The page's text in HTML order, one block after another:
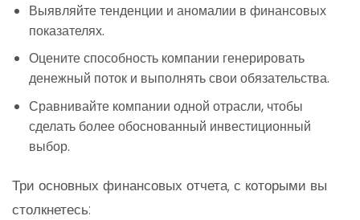
Выявляйте тенденции и аномалии в финансовых
показателях.
Оцените способность компании генерировать
денежный поток и выполнять свои обязательства.
Сравнивайте компании одной отрасли, чтобы
сделать более обоснованный инвестиционный
выбор.
Три основных финансовых отчета, с которыми вы
столкнетесь: